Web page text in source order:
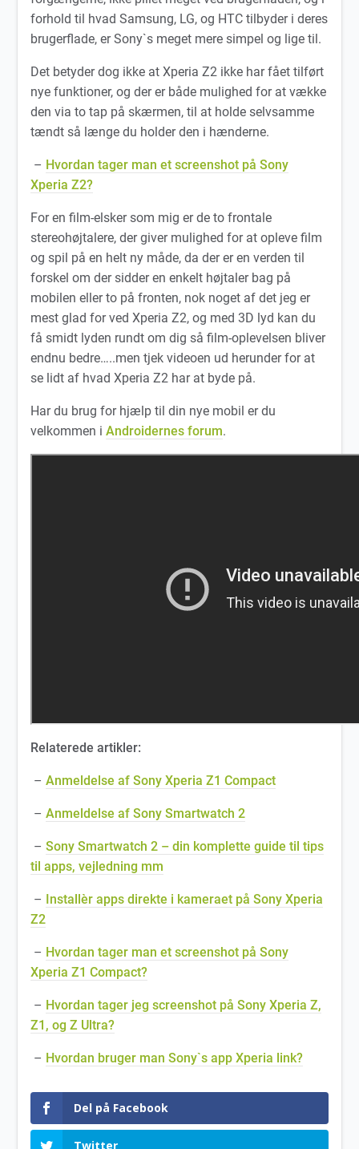
forhold til hvad Samsung, LG, og HTC tilbyder i deres
brugerflade, er Sony`s meget mere simpel og lige til.
Det betyder dog ikke at Xperia Z2 ikke har fået tilført
nye funktioner, og der er både mulighed for at vække
den via to tap på skærmen, til at holde selvsamme
tændt så længe du holder den i hænderne.
– Hvordan tager man et screenshot på Sony
Xperia Z2?
For en film-elsker som mig er de to frontale
stereohøjtalere, der giver mulighed for at opleve film
og spil på en helt ny måde, da der er en verden til
forskel om der sidder en enkelt højtaler bag på
mobilen eller to på fronten, nok noget af det jeg er
mest glad for ved Xperia Z2, og med 3D lyd kan du
få smidt lyden rundt om dig så film-oplevelsen bliver
endnu bedre…..men tjek videoen ud herunder for at
se lidt af hvad Xperia Z2 har at byde på.
Har du brug for hjælp til din nye mobil er du
velkommen iAndroidernes forum.
Relaterede artikler:
–Anmeldelse af Sony Xperia Z1 Compact
–Anmeldelse af Sony Smartwatch 2
–Sony Smartwatch 2 – din komplette guide til tips
til apps, vejledning mm
– Installèr apps direkte i kameraet på Sony Xperia
Z2
– Hvordan tager man et screenshot på Sony
Xperia Z1 Compact?
– Hvordan tager jeg screenshot på Sony Xperia Z,
Z1, og Z Ultra?
– Hvordan bruger man Sony`s app Xperia link?
Del på Facebook
Twitter